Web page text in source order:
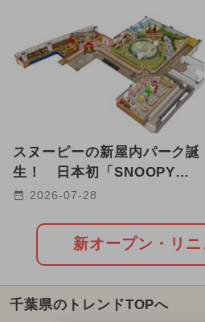
2025年12月のイベント
GW(ゴールデンウィーク)
2024年7月のイベント
2026年1月のイベント
2025年3月のイベント
2025年10月のイベント
2026年7月のイベント
2025年8月のイベント
スヌーピーの新屋内パーク誕
生！ 日本初「SNOOPY
Playful PARK」が津田沼に
2026-07-28
新オープン・リ
千葉県のトレンドTOPへ